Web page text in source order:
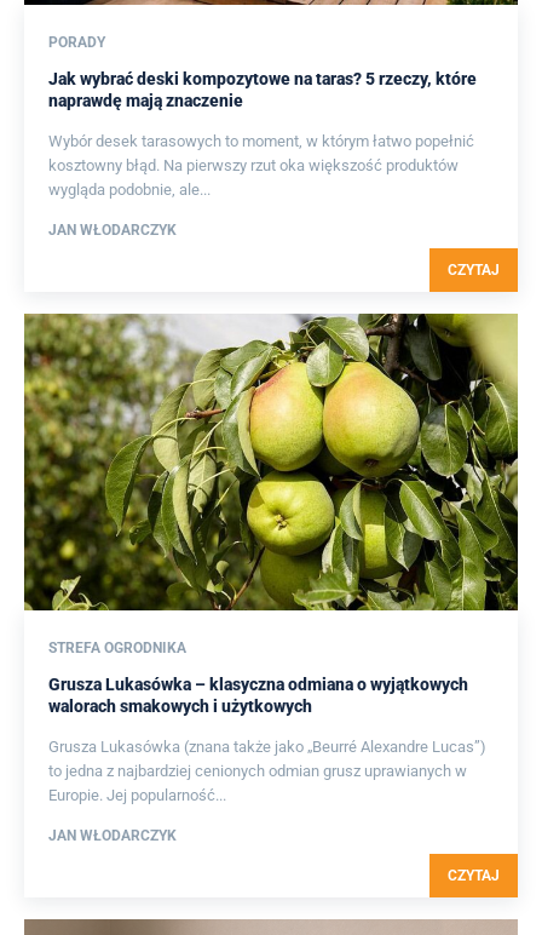
PORADY
Jak wybrać deski kompozytowe na taras? 5 rzeczy, które
naprawdę mają znaczenie
Wybór desek tarasowych to moment, w którym łatwo popełnić
kosztowny błąd. Na pierwszy rzut oka większość produktów
wygląda podobnie, ale...
JAN WŁODARCZYK
CZYTAJ
STREFA OGRODNIKA
Grusza Lukasówka – klasyczna odmiana o wyjątkowych
walorach smakowych i użytkowych
Grusza Lukasówka (znana także jako „Beurré Alexandre Lucas”)
to jedna z najbardziej cenionych odmian grusz uprawianych w
Europie. Jej popularność...
JAN WŁODARCZYK
CZYTAJ